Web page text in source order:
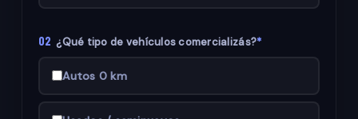
02 ¿Qué tipo de vehículos comercializás?*
Autos 0 km